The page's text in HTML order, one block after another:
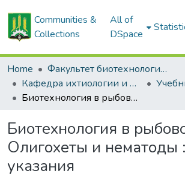
Communities &
Collections
All of
DSpace
Home
Факультет биотехнологии и аквакультуры
Кафедра ихтиологии и рыбоводства
Биотехнология в рыбоводстве. Олигохеты и нематоды : метод. указания
Биотехнология в
Олигохеты и нематоды
указания